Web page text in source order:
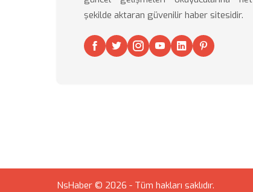
şekilde aktaran güvenilir haber sitesidir.
NsHaber © 2026 - Tüm hakları saklıdır.